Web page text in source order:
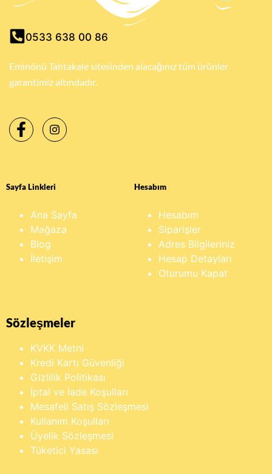
0533 638 00 86
Eminönü Tahtakale sitesinden alacağınız tüm ürünler
garantimiz altındadır.
Sayfa Linkleri
Ana Sayfa
Mağaza
Blog
İletişim
Hesabım
Hesabım
Siparişler
Adres Bilgileriniz
Hesap Detayları
Oturumu Kapat
Sözleşmeler
KVKK Metni
Kredi Kartı Güvenliği
Gizlilik Politikası
İptal ve İade Koşulları
Mesafeli Satış Sözleşmesi
Kullanım Koşulları
Üyelik Sözleşmesi
Tüketici Yasası